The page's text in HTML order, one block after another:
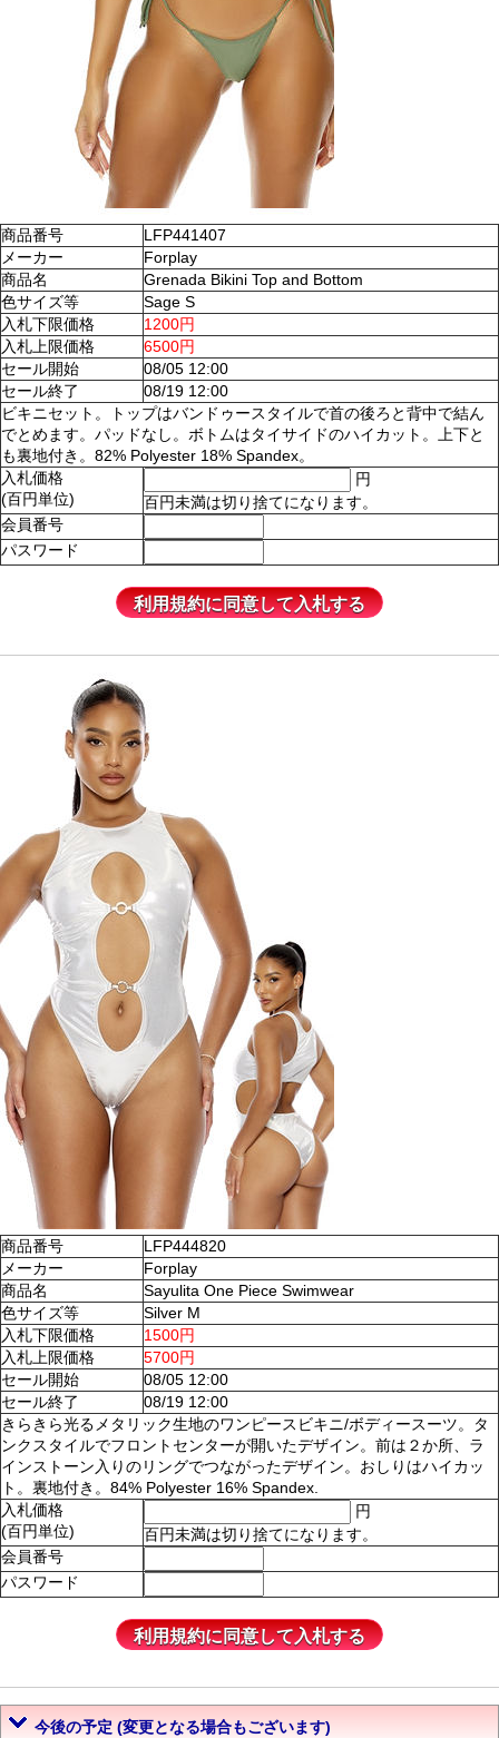
商品番号
LFP441407
メーカー
Forplay
商品名
Grenada Bikini Top and Bottom
色サイズ等
Sage S
入札下限価格
1200円
入札上限価格
6500円
セール開始
08/05 12:00
セール終了
08/19 12:00
ビキニセット。トップはバンドゥースタイルで首の後ろと背中で結ん
でとめます。パッドなし。ボトムはタイサイドのハイカット。上下と
も裏地付き。82% Polyester 18% Spandex。
入札価格
(百円単位)
円
百円未満は切り捨てになります。
会員番号
パスワード
商品番号
LFP444820
メーカー
Forplay
商品名
Sayulita One Piece Swimwear
色サイズ等
Silver M
入札下限価格
1500円
入札上限価格
5700円
セール開始
08/05 12:00
セール終了
08/19 12:00
きらきら光るメタリック生地のワンピースビキニ/ボディースーツ。タ
ンクスタイルでフロントセンターが開いたデザイン。前は２か所、ラ
インストーン入りのリングでつながったデザイン。おしりはハイカッ
ト。裏地付き。84% Polyester 16% Spandex.
入札価格
(百円単位)
円
百円未満は切り捨てになります。
会員番号
パスワード
今後の予定 (変更となる場合もございます)